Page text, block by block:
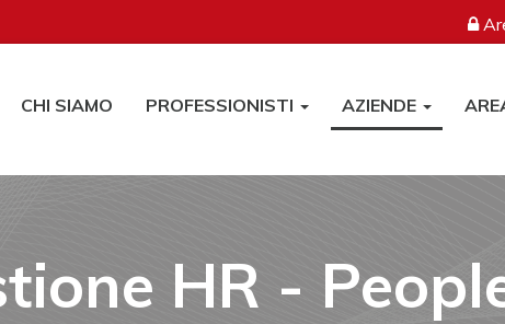
CHI SIAMO PROFESSIONISTI AZIENDE
HR -